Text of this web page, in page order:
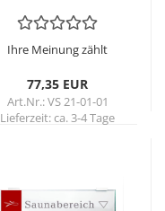
Ihre Meinung zählt
77,35 EUR
Art.Nr.: VS 21-01-01
Lieferzeit:ca. 3-4 Tage